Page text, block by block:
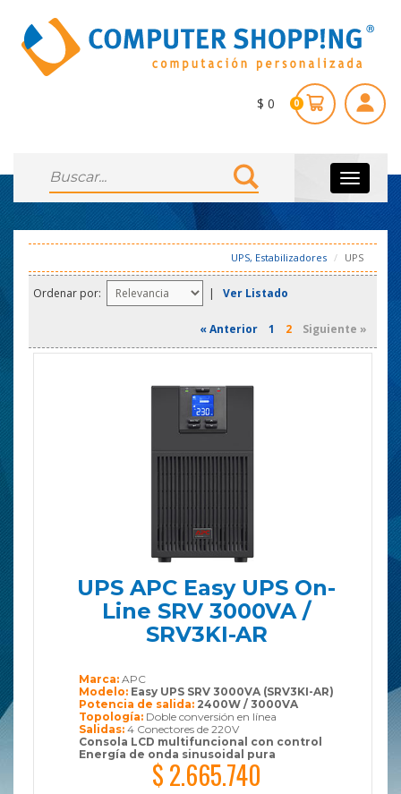
$ 0 0
Toggle
UPS, Estabilizadores UPS
Ordenar por: | Ver Listado
« Anterior 1 2 Siguiente »
UPS APC Easy UPS On-
Line SRV 3000VA /
SRV3KI-AR
$ 2.665.740
Marca:APC
Modelo: Easy UPS SRV 3000VA (SRV3KI-AR)
Potencia de salida: 2400W / 3000VA
Topología: Doble conversión en línea
Salidas:4 Conectores de 220V
Consola LCD multifuncional con control
Energía de onda sinusoidal pura